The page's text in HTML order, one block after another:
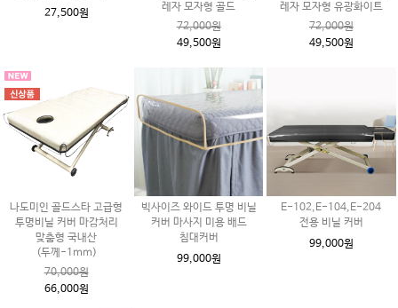
27,500원
레자 모자형 골드
72,000원
49,500원
레자 모자형 유광화이트
72,000원
49,500원
나도미인 골드스타 고급형
투명비닐 커버 마감처리
맞춤형 국내산
(두께-1mm)
70,000원
66,000원
빅사이즈 와이드 투명 비닐
커버 마사지 미용 배드
침대커버
99,000원
E-102,E-104,E-204
전용 비닐 커버
99,000원